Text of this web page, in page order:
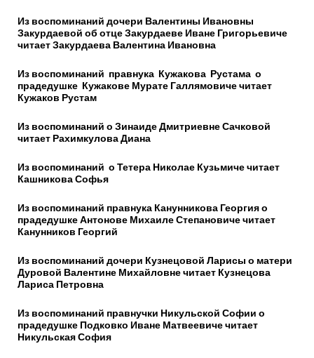
Из воспоминаний дочери Валентины Ивановны
Закурдаевой об отце Закурдаеве Иване Григорьевиче
читает Закурдаева Валентина Ивановна
Из воспоминаний правнука Кужакова Рустама о
прадедушке Кужакове Мурате Галлямовиче читает
Кужаков Рустам
Из воспоминаний о Зинаиде Дмитриевне Сачковой
читает Рахимкулова Диана
Из воспоминаний о Тетера Николае Кузьмиче читает
Кашникова Софья
Из воспоминаний правнука Канунникова Георгия о
прадедушке Антонове Михаиле Степановиче читает
Канунников Георгий
Из воспоминаний дочери Кузнецовой Ларисы о матери
Дуровой Валентине Михайловне читает Кузнецова
Лариса Петровна
Из воспоминаний правнучки Никульской Софии о
прадедушке Подковко Иване Матвеевиче читает
Никульская София